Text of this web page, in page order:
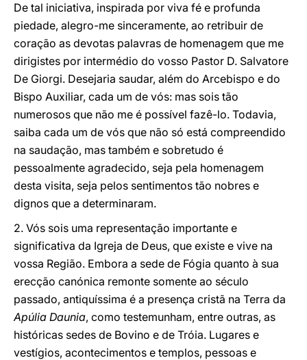
De tal iniciativa, inspirada por viva fé e profunda
piedade, alegro-me sinceramente, ao retribuir de
coração as devotas palavras de homenagem que me
dirigistes por intermédio do vosso Pastor D. Salvatore
De Giorgi. Desejaria saudar, além do Arcebispo e do
Bispo Auxiliar, cada um de vós: mas sois tão
numerosos que não me é possível fazê-lo. Todavia,
saiba cada um de vós que não só está compreendido
na saudação, mas também e sobretudo é
pessoalmente agradecido, seja pela homenagem
desta visita, seja pelos sentimentos tão nobres e
dignos que a determinaram.
2. Vós sois uma representação importante e
significativa da Igreja de Deus, que existe e vive na
vossa Região. Embora a sede de Fógia quanto à sua
erecção canónica remonte somente ao século
passado, antiquíssima é a presença cristã na Terra da
Apúlia Daunia, como testemunham, entre outras, as
históricas sedes de Bovino e de Tróia. Lugares e
vestígios, acontecimentos e templos, pessoas e